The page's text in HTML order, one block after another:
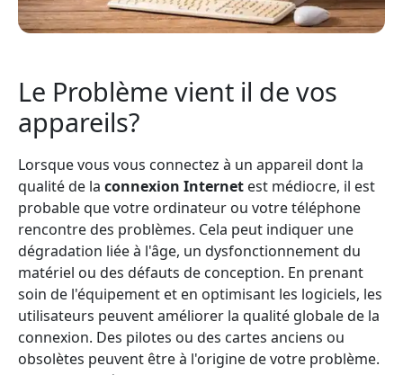
Le Problème vient il de vos
appareils?
Lorsque vous vous connectez à un appareil dont la
qualité de la connexion Internet est médiocre, il est
probable que votre ordinateur ou votre téléphone
rencontre des problèmes. Cela peut indiquer une
dégradation liée à l'âge, un dysfonctionnement du
matériel ou des défauts de conception. En prenant
soin de l'équipement et en optimisant les logiciels, les
utilisateurs peuvent améliorer la qualité globale de la
connexion. Des pilotes ou des cartes anciens ou
obsolètes peuvent être à l'origine de votre problème.